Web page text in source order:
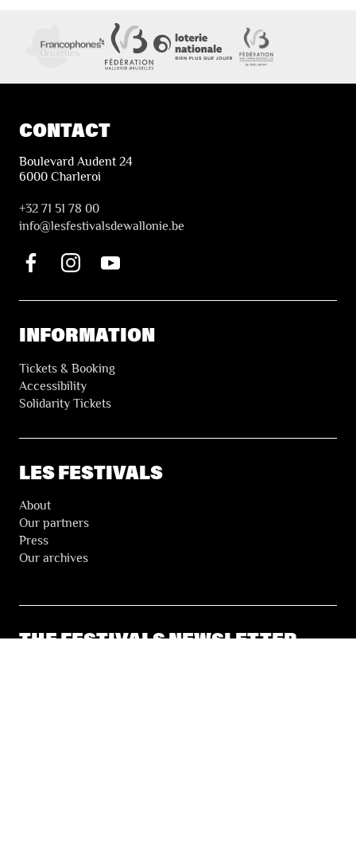
CONTACT
Boulevard Audent 24
6000 Charleroi
+32 71 51 78 00
info@lesfestivalsdewallonie.be
INFORMATION
Tickets & Booking
Accessibility
Solidarity Tickets
LES FESTIVALS
About
Our partners
Press
Our archives
THE FESTIVALS NEWSLETTER